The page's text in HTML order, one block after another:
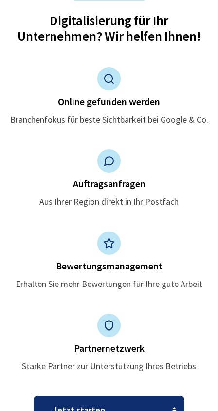
Digitalisierung für Ihr
Unternehmen? Wir helfen Ihnen!
Online gefunden werden
Branchenfokus für beste Sichtbarkeit bei Google & Co.
Auftragsanfragen
Aus Ihrer Region direkt in Ihr Postfach
Bewertungsmanagement
Erhalten Sie mehr Bewertungen für Ihre gute Arbeit
Partnernetzwerk
Starke Partner zur Unterstützung Ihres Betriebs